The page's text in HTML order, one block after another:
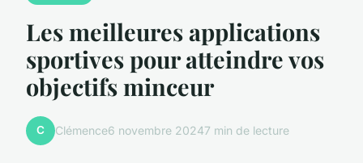
Les meilleures applications
sportives pour atteindre vos
objectifs minceur
C Clémence6 novembre 20247 min de lecture